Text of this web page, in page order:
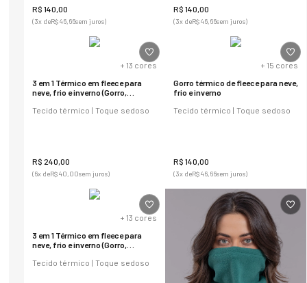
R$ 140 00
(3x deR$46,66sem juros)
R$ 140 00
(3x deR$46,66sem juros)
+ 13 cores
3 em 1 Térmico em fleece para
neve, frio e inverno (Gorro,
Tecido térmico | Toque sedoso
R$ 240 00
(6x deR$40,00sem juros)
+ 15 cores
Gorro térmico de fleece para neve,
frio e inverno
Tecido térmico | Toque sedoso
R$ 140 00
(3x deR$46,66sem juros)
+ 13 cores
3 em 1 Térmico em fleece para
neve, frio e inverno (Gorro,
Tecido térmico | Toque sedoso